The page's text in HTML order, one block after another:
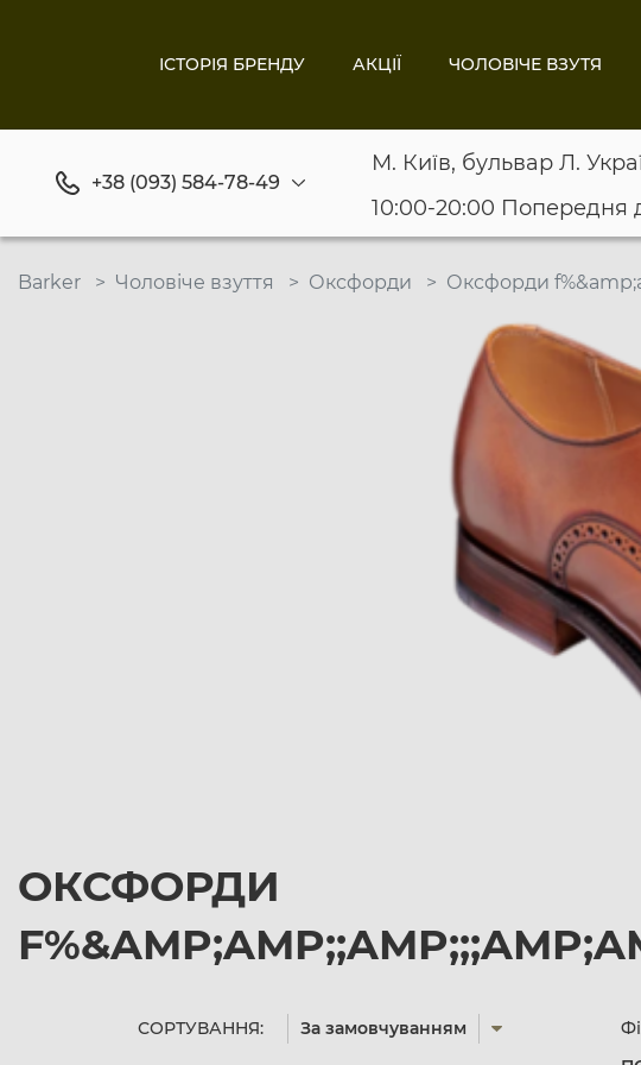
ІСТОРІЯ БРЕНДУ АКЦІЇ ЧОЛОВІЧЕ ВЗУТЯ
+38 (093) 584-78-49
М. Київ, бульвар Л.
10:00-20:00 Попередня
Barker Чоловіче взуття Оксфорди Оксфорди
ОКСФОРДИ
СОРТУВАННЯ: За замовчуванням